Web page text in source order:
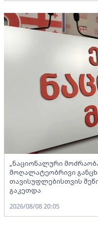
„ნაციონალური
მოღალატეობრივი
თავისუფლებისთვის
გაკეთდა
2026/08/08 20:05